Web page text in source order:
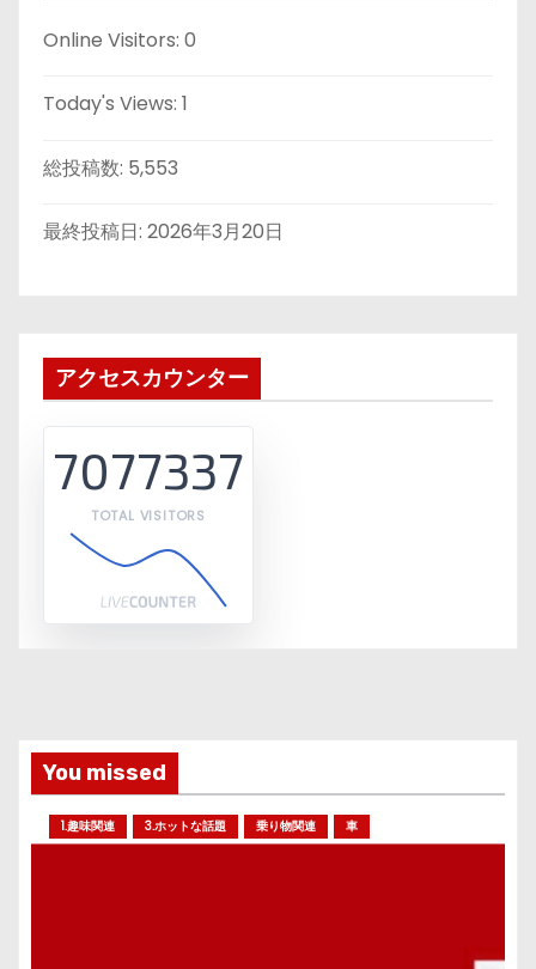
Online Visitors: 0
Today's Views: 1
総投稿数: 5,553
最終投稿日: 2026年3月20日
アクセスカウンター
7077337
TOTAL VISITORS
You missed
1.趣味関連 3.ホットな話題 乗り物関連 車